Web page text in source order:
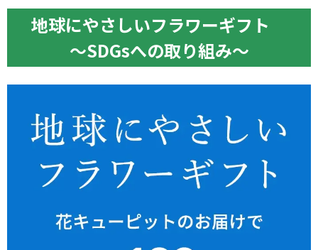
地球にやさしいフラワーギフト
〜SDGsへの取り組み〜